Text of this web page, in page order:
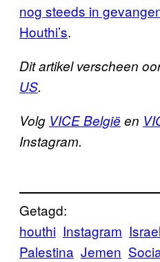
nog steeds in
Houthi’s.
Dit artikel verscheen
US.
Volg VICE België en
Instagram.
Getagd:
houthi Instagram
Palestina Jemen